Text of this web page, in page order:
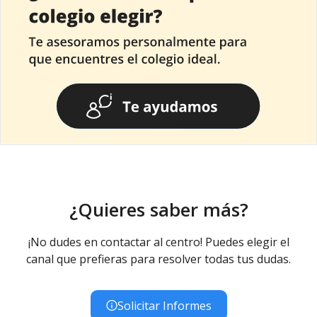
¿Quieres saber más?
¡No dudes en contactar al centro! Puedes elegir el
canal que prefieras para resolver todas tus dudas.
Solicitar Informes